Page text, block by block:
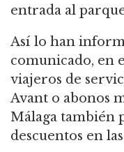
entrada al
Así lo han
comunicado, en
viajeros de
Avant o abonos
Málaga también
descuentos en